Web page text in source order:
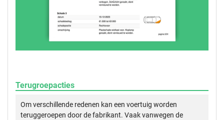
Terugroepacties
Om verschillende redenen kan een voertuig worden
teruggeroepen door de fabrikant. Vaak vanwegen de